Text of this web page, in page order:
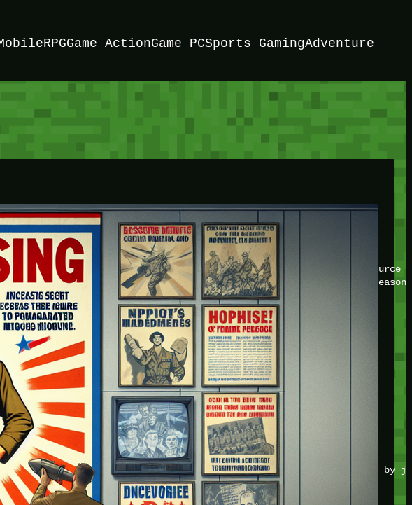
RPGGame ActionGame PCSports GamingAdventure
HEY!
I’m Bedrock. Discover the ultimate Minetest
your game with insider knowledge and tips from
X TikTok Facebook Instagram
JOIN THE CLUB
Stay updated with our latest tips and other news by